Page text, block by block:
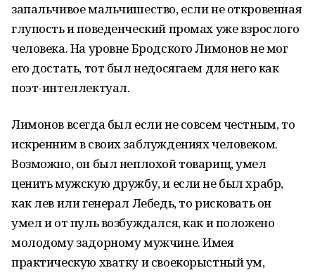
запальчивое мальчишество, если не откровенная
глупость и поведенческий промах уже взрослого
человека. На уровне Бродского Лимонов не мог
его достать, тот был недосягаем для него как
поэт-интеллектуал.
Лимонов всегда был если не совсем честным, то
искренним в своих заблуждениях человеком.
Возможно, он был неплохой товарищ, умел
ценить мужскую дружбу, и если не был храбр,
как лев или генерал Лебедь, то рисковать он
умел и от пуль возбуждался, как и положено
молодому задорному мужчине. Имея
практическую хватку и своекорыстный ум,